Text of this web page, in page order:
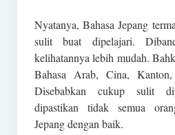
Nyatanya, Bahasa Jepang
sulit buat dipelajari.
kelihatannya lebih mudah.
Bahasa Arab, Cina,
Disebabkan cukup sulit
dipastikan tidak semua
Jepang dengan baik.